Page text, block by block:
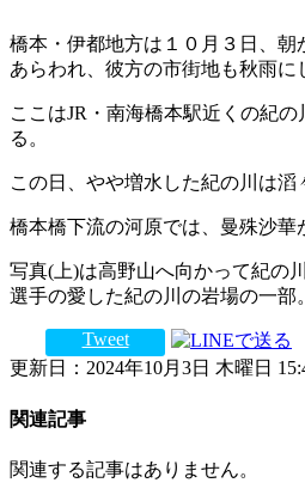
橋本・伊都地方は１０月３日、
あらわれ、彼方の市街地も秋雨に
ここはJR・南海橋本駅近くの紀
る。
この日、やや増水した紀の川は
橋本橋下流の河原では、曼殊沙華
写真(上)は高野山へ向かって紀の
選手の愛した紀の川の岩場の一部。
Tweet
更新日：2024年10月3日 木曜日
関連記事
関連する記事はありません。